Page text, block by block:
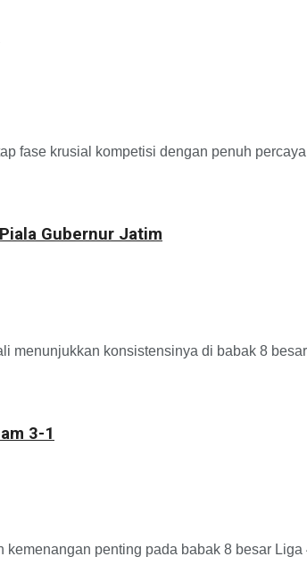
fase krusial kompetisi dengan penuh
Gubernur Jatim
menunjukkan konsistensinya di babak 8
3-1
penting pada babak 8 besar